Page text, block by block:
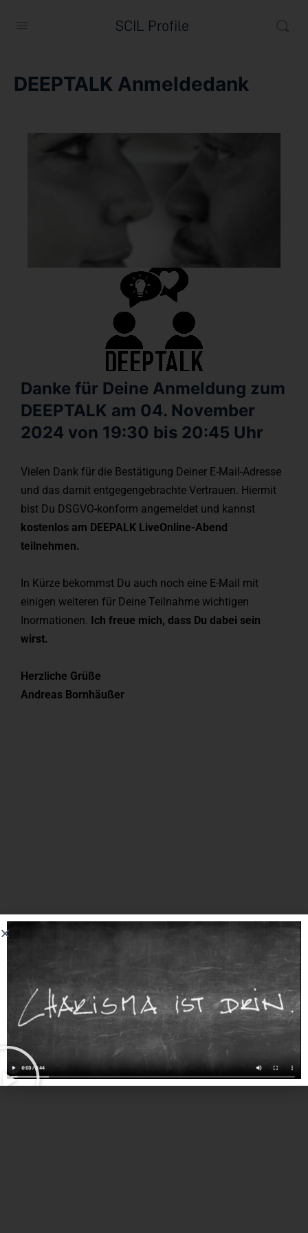
SCIL Profile
DEEPTALK Anmeldedank
Danke für Deine Anmeldung zum
DEEPTALK am 04. November
2024 von 19:30 bis 20:45 Uhr
Vielen Dank für die Bestätigung Deiner E-Mail-Adresse
und das damit entgegengebrachte Vertrauen. Hiermit
bist Du DSGVO-konform angemeldet und kannst
kostenlos am DEEPALK LiveOnline-Abend
teilnehmen.
In Kürze bekommst Du auch noch eine E-Mail mit
einigen weiteren für Deine Teilnahme wichtigen
Inormationen. Ich freue mich, dass Du dabei sein
wirst.
Herzliche Grüße
Andreas Bornhäußer